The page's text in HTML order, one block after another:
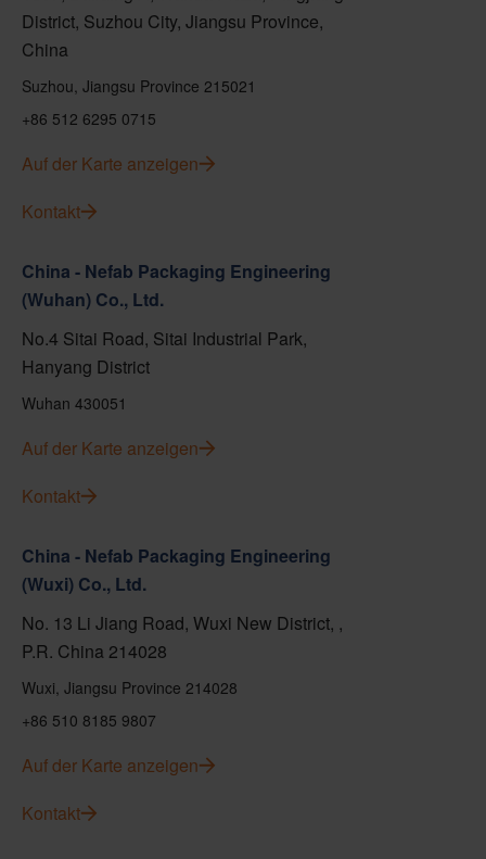
District, Suzhou City, Jiangsu Province,
China
Suzhou, Jiangsu Province 215021
+86 512 6295 0715
Auf der Karte anzeigen
Kontakt
China - Nefab Packaging Engineering
(Wuhan) Co., Ltd.
No.4 Sitai Road, Sitai Industrial Park,
Hanyang District
Wuhan 430051
Auf der Karte anzeigen
Kontakt
China - Nefab Packaging Engineering
(Wuxi) Co., Ltd.
No. 13 Li Jiang Road, Wuxi New District, ,
P.R. China 214028
Wuxi, Jiangsu Province 214028
+86 510 8185 9807
Auf der Karte anzeigen
Kontakt